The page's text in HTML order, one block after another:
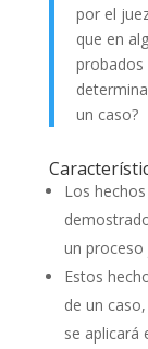
por el
que en
probados
un caso?
Los
un proceso
Estos
de un
se aplicará